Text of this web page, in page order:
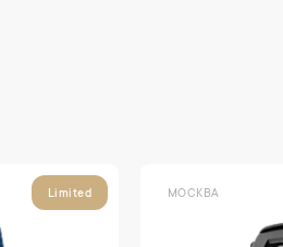
Limited МОСКВА